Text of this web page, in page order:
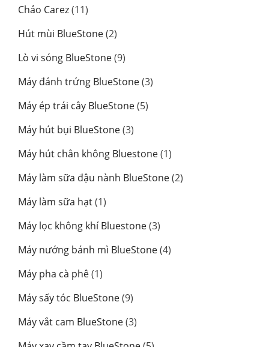
phẩm
Chảo Carez 1111
phẩm
Hút mùi BlueStone 22
phẩm
Lò vi sóng BlueStone 99
phẩm
Máy đánh trứng BlueStone 33
Máy ép trái cây BlueStone 55
Máy hút bụi BlueStone 33
Máy hút chân không Bluestone 11
phẩm
Máy làm sữa đậu nành BlueStone 22
Máy làm sữa hạt 11
sản
Máy lọc không khí Bluestone 33
phẩm
Máy nướng bánh mì BlueStone 44
Máy pha cà phê 11
phẩm
Máy sấy tóc BlueStone 99
phẩm
Máy vắt cam BlueStone 33